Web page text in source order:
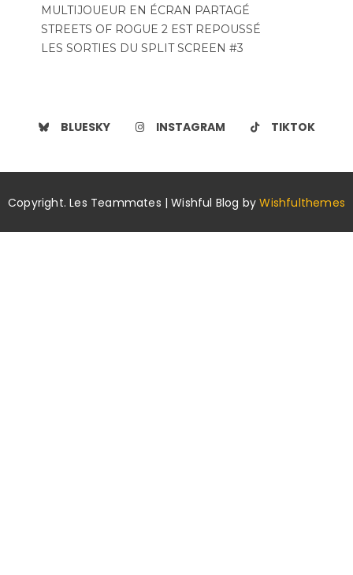
MULTIJOUEUR EN ÉCRAN PARTAGÉ
STREETS OF ROGUE 2 EST REPOUSSÉ
LES SORTIES DU SPLIT SCREEN #3
BLUESKY INSTAGRAM TIKTOK
Copyright. Les Teammates | Wishful Blog byWishfulthemes